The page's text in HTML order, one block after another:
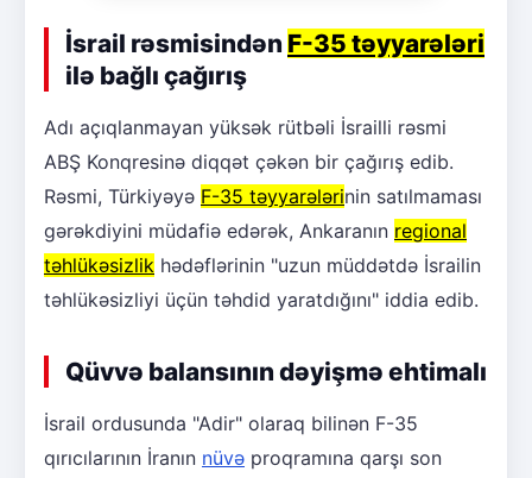
İsrail rəsmisindən F-35 təyyarələri
ilə bağlı çağırış
Adı açıqlanmayan yüksək rütbəli İsrailli rəsmi
ABŞ Konqresinə diqqət çəkən bir çağırış edib.
Rəsmi, Türkiyəyə F-35 təyyarələrinin satılmaması
gərəkdiyini müdafiə edərək, Ankaranın regional
təhlükəsizlik hədəflərinin "uzun müddətdə İsrailin
təhlükəsizliyi üçün təhdid yaratdığını" iddia edib.
Qüvvə balansının dəyişmə ehtimalı
İsrail ordusunda "Adir" olaraq bilinən F-35
qırıcılarının İranın nüvə proqramına qarşı son